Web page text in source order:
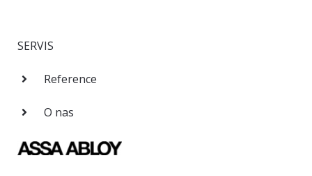
SERVIS
Reference
O nas